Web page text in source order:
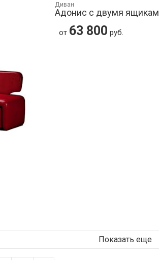
Диван
Адонис с двумя
от 63 800 руб.
Показать еще